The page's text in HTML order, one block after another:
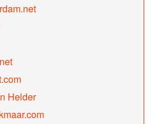
Helder